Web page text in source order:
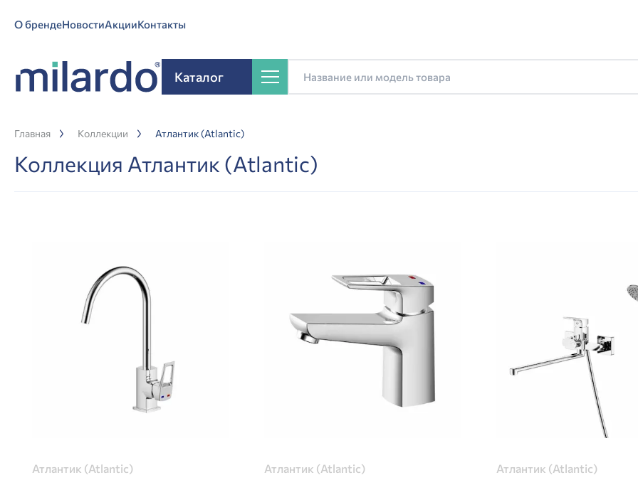
О брендеНовостиАкцииКонтакты
Каталог
Главная Коллекции Атлантик (Atlantic)
Коллекция Атлантик (Atlantic)
Атлантик (Atlantic) Атлантик (Atlantic) Атлантик (Atlantic)